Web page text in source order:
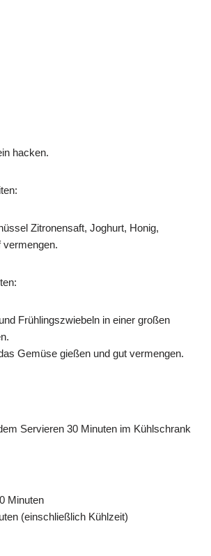
hacken.
Zitronensaft, Joghurt, Honig,
vermengen.
Frühlingszwiebeln in einer großen
Gemüse gießen und gut vermengen.
Servieren 30 Minuten im Kühlschrank
Minuten
(einschließlich Kühlzeit)